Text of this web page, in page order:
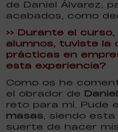
de Daniel Álvarez,
acabados, como
>> Durante el
alumnos, tuviste la
prácticas en
esta experiencia?
Como os he
el obrador de
reto para mí. Pude
masas, siendo esta
suerte de hacer